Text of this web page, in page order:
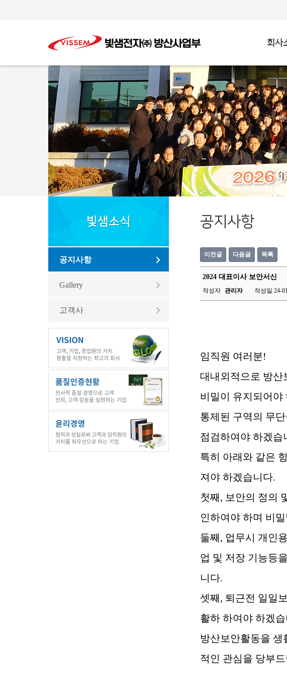
회사
빛샘소식
공지사항
Gallery
고객사
공지사항
이전글 다음글 목록
2024 대표이사 보안서신
작성자 관리자 작성일 24-
임직원 여러분!
대내외적으로 방산
비밀이 유지되어
통제된 구역의 무
점검하여야 하겠습
특히 아래와 같은
져야 하겠습니다.
첫째 , 보안의 정의
인하여야 하며 비
둘째 , 업무시 개인
업 및 저장 기능등
니다.
셋째 , 퇴근전 일일
활하 하여야 하겠
방산보안활동을
적인 관심을 당부